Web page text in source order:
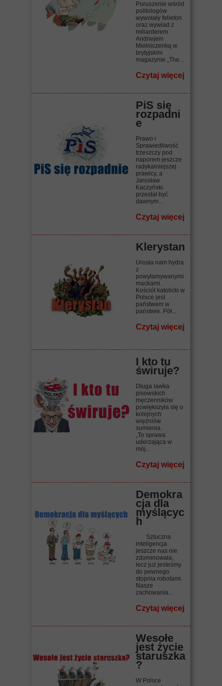
Poruszenie wśród
politologów
wywołały felieton
oraz wywiad z
miliarderem
Andriejem
Mielniczenką w
brytyjskim
magazynie „The...
Czytaj więcej
PiS się
rozpadni
e
Prawo i
Sprawiedliwość
trzeszczy pod
naporem jeszcze
radykalniejszej
prawicy, a
Jarosław
Kaczyński
przestał być
dawnym...
Czytaj więcej
Klerystan
Urosła nam hydra
z
powyłamywanymi
mackami.
Kościół katolicki w
Polsce jest
państwem w
państwie. Pół...
Czytaj więcej
I kto tu
świruje?
Długa ławka
pisowskich
męczenników
powiększyła się o
kolejnych
więźniów
sumienia.
„To sprawa
uderzająca w
mój...
Czytaj więcej
Demokra
cja dla
myślącyc
h
Sztuczna
inteligencja
jeszcze nas nie
zdominowała,
lecz już jesteśmy
do pewnego
stopnia robotami.
Nasze
zachowania...
Czytaj więcej
Wesołe
jest życie
staruszka
?
W Polsce